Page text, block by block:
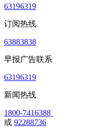
63196319
订阅热线
63883838
早报广告联系
63196319
新闻热线
1800-7416388
或 92288736